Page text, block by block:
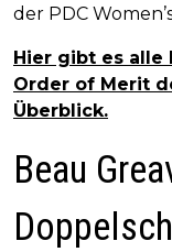
der PDC
Hier gibt es alle
Order of Merit
Überblick.
Beau